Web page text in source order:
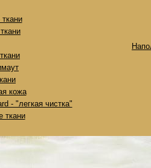
кожа
- "легкая чистка"
ткани